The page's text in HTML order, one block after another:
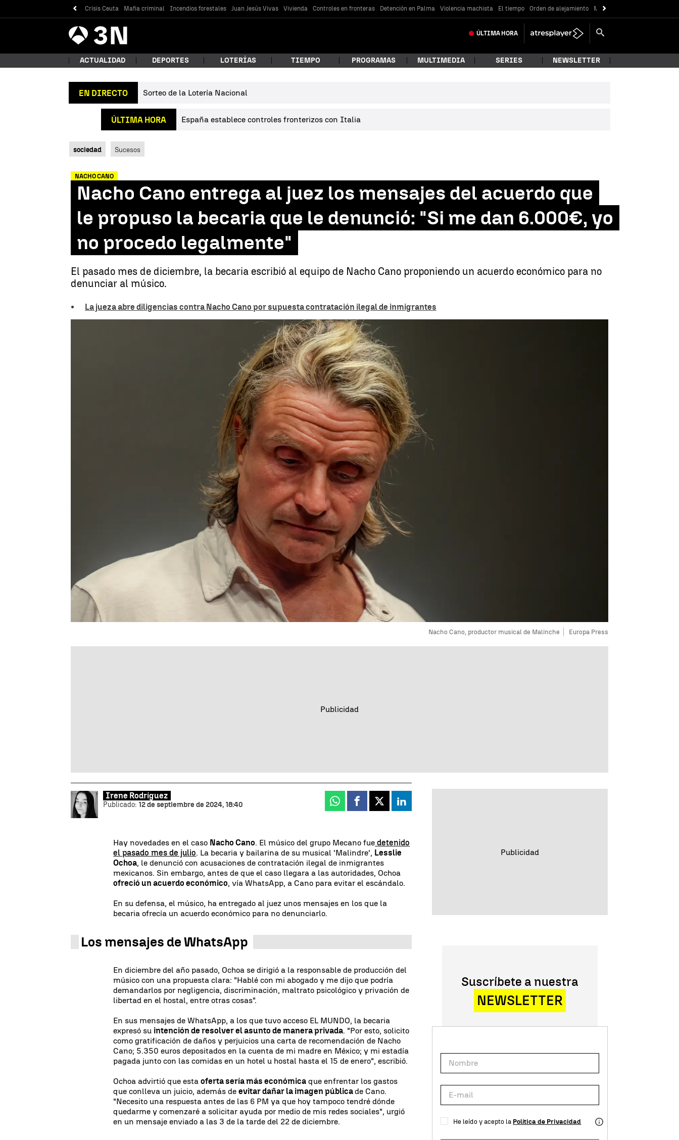
Crisis Ceuta Mafia criminal Incendios forestales Juan Jesús Vivas Vivienda Controles en fronteras Detención en Palma Violencia machista El tiempo Orden de alejamiento Messi
Antena
3 Noticias ÚLTIMA HORA
¿Qué estás buscando?
Buscar
ACTUALIDAD DEPORTES LOTERÍAS TIEMPO PROGRAMAS MULTIMEDIA SERIES NEWSLETTER
EN DIRECTO Sorteo de la Lotería Nacional
ÚLTIMA HORA España establece controles fronterizos con Italia
sociedad Sucesos
NACHO CANO
Nacho Cano entrega al juez los mensajes del acuerdo que
le propuso la becaria que le denunció: "Si me dan 6.000€, yo
no procedo legalmente"
El pasado mes de diciembre, la becaria escribió al equipo de Nacho Cano proponiendo un acuerdo económico para no
denunciar al músico.
La jueza abre diligencias contra Nacho Cano por supuesta contratación ilegal de inmigrantes
Nacho Cano, productor musical de Malinche Europa Press
Irene Rodríguez
Publicado: 12 de septiembre de 2024, 18:40 Whatsapp
Facebook
X Linkedin
Hay novedades en el caso Nacho Cano. El músico del grupo Mecano fue detenido
el pasado mes de julio. La becaria y bailarina de su musical 'Malindre', Lesslie
Ochoa, le denunció con acusaciones de contratación ilegal de inmigrantes
mexicanos. Sin embargo, antes de que el caso llegara a las autoridades, Ochoa
ofreció un acuerdo económico, vía WhatsApp, a Cano para evitar el escándalo.
En su defensa, el músico, ha entregado al juez unos mensajes en los que la
becaria ofrecía un acuerdo económico para no denunciarlo.
Los mensajes de WhatsApp
En diciembre del año pasado, Ochoa se dirigió a la responsable de producción del
músico con una propuesta clara: "Hablé con mi abogado y me dijo que podría
demandarlos por negligencia, discriminación, maltrato psicológico y privación de
libertad en el hostal, entre otras cosas".
En sus mensajes de WhatsApp, a los que tuvo acceso EL MUNDO, la becaria
expresó su intención de resolver el asunto de manera privada. "Por esto, solicito
como gratificación de daños y perjuicios una carta de recomendación de Nacho
Cano; 5.350 euros depositados en la cuenta de mi madre en México; y mi estadía
pagada junto con las comidas en un hotel u hostal hasta el 15 de enero", escribió.
Ochoa advirtió que estaoferta sería más económica que enfrentar los gastos
que conlleva un juicio, además deevitar dañar la imagen públicade Cano.
"Necesito una respuesta antes de las 6 PM ya que hoy tampoco tendré dónde
quedarme y comenzaré a solicitar ayuda por medio de mis redes sociales", urgió
en un mensaje enviado a las 3 de la tarde del 22 de diciembre.
Suscríbete a nuestra
NEWSLETTER
He leído y acepto la Política de Privacidad